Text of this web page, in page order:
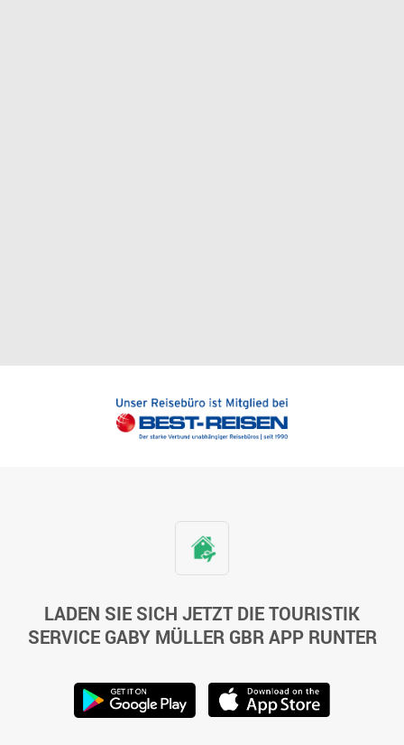
LADEN SIE SICH JETZT DIE TOURISTIK
SERVICE GABY MÜLLER GBR APP RUNTER